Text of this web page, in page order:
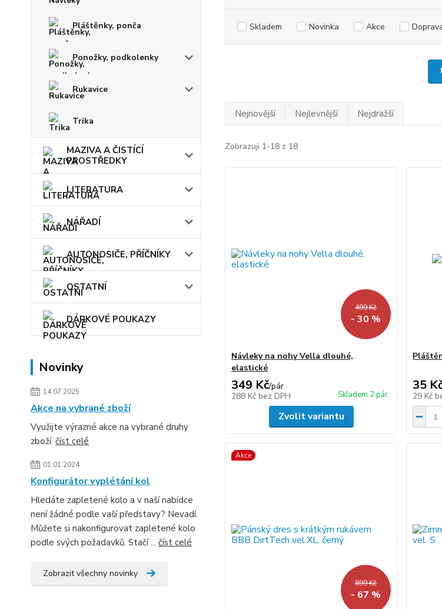
Pláštěnky, ponča
Ponožky, podkolenky
Rukavice
Trika
MAZIVA A ČISTÍCÍ
PROSTŘEDKY
LITERATURA
NÁŘADÍ
AUTONOSIČE, PŘÍČNÍKY
OSTATNÍ
DÁRKOVÉ POUKAZY
Novinky
14.07.2025
Akce na vybrané zboží
Využijte výrazné akce na vybrané druhy
zboží. číst celé
01.01.2024
Konfigurátor vyplétání kol
Hledáte zapletené kolo a v naší nabídce
není žádné podle vaší představy? Nevadí.
Můžete si nakonfigurovat zapletené kolo
podle svých požadavků. Stačí ... číst celé
Zobrazit všechny novinky
Skladem Novinka Akce
Nejnovější Nejlevnější Nejdražší
Zobrazuji 1-18 z 18
499 Kč
- 30 %
Návleky na nohy Vella dlouhé,
elastické
349 Kč/pár
288 Kč bez DPH Skladem 2 pár
Zvolit variantu
35
29 Kč
Akce
899 Kč
- 67 %